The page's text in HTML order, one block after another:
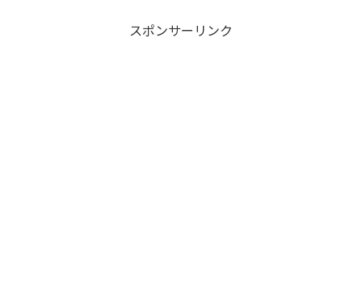
スポンサーリンク